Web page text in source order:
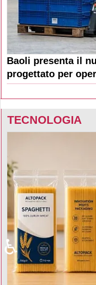
Baoli presenta il
progettato per
TECNOLOGIA